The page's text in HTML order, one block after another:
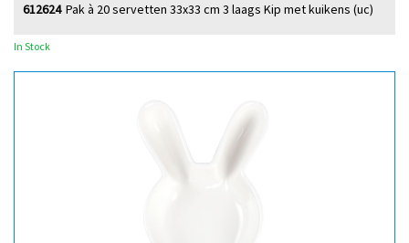
Pak à 20 servetten 33x33 cm 3 laags Kip met kuikens (uc)
612624
In Stock